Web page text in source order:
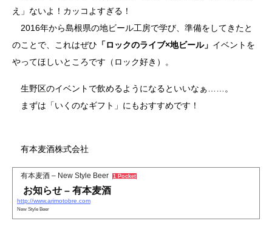
え」ないよ！カッコよすぎる！
2016年から島根県の地ビール工房で学び、準備をしてきたと
のことで、これはぜひ 「ロックのライブ×地ビール」 イベントを
やってほしいところです（ロック好き）。
生野区のイベントで飲めるようになるといいなぁ……。
まずは「いくのなギフト」にもおすすめです！
有本麦酒株式会社
有本麦酒 – New Style Beer 1 Pocket
お知らせ – 有本麦酒
http://www.arimotobre.com
New Style Beer